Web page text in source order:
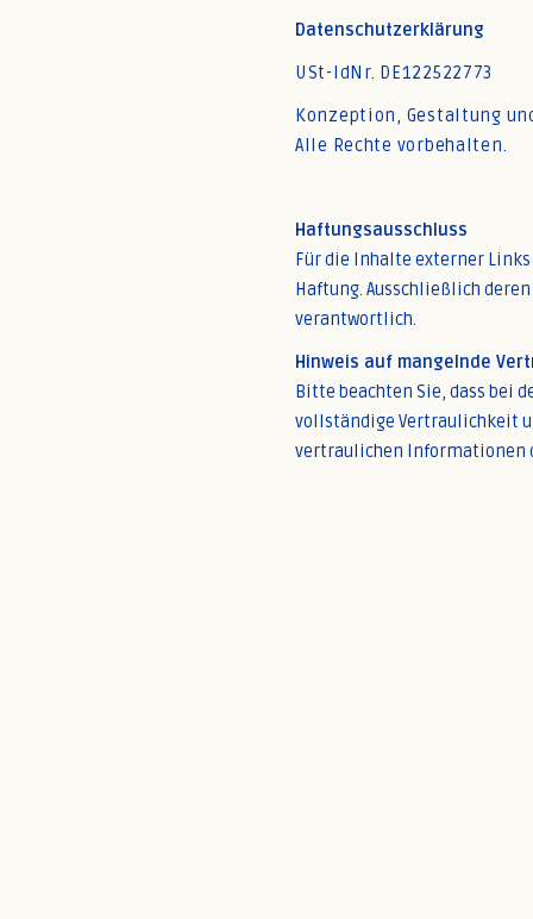
Datenschutzerklärung
USt-IdNr. DE122522773
Konzeption, Gestaltung
Alle Rechte vorbehalten.
Haftungsausschluss
Für die Inhalte externer
Haftung. Ausschließlich
verantwortlich.
Hinweis auf mangelnde
Bitte beachten Sie, dass bei
vollständige Vertraulichkeit
vertraulichen Informationen